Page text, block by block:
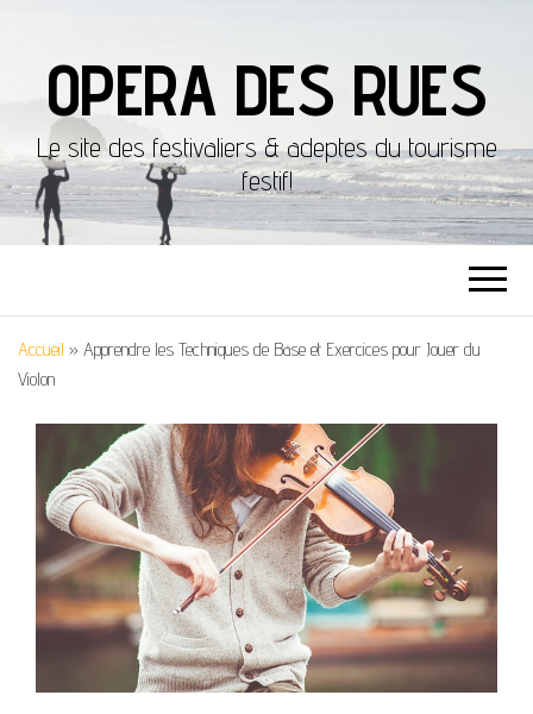
OPERA DES RUES
Le site des festivaliers & adeptes du tourisme
festif!
Accueil » Apprendre les Techniques de Base et Exercices pour Jouer du
Violon